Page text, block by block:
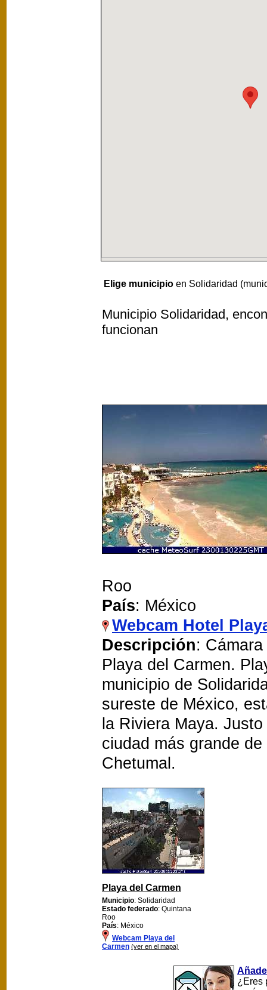
Elige municipio en Solidaridad
Municipio Solidaridad,
funcionan
Roo
País: México
Webcam Hotel
Descripción:
Playa del Carmen.
municipio de
sureste de México,
la Riviera Maya.
ciudad más grande
Chetumal.
Playa del Carmen
Municipio: Solidaridad
Estado federado: Quintana
Roo
País: México
Webcam Playa del
Carmen (ver en el mapa)
¿Eres